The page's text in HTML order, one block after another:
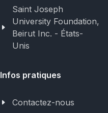
Saint Joseph
University Foundation,
Beirut Inc. - États-
Unis
Infos pratiques
Contactez-nous